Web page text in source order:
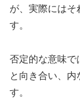
が、実際にはそ
す。
否定的な意味で
と向き合い、内
す。